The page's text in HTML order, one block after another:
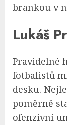
brankou v
Lukáš
Pravidelné
fotbalistů
desku.
poměrně
ofenzivní